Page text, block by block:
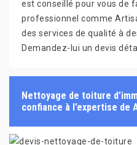
est conseillé pour vous de
professionnel comme
des services de qualité à
Demandez-lui un devis
Nettoyage de toiture
confiance à l’expertise de